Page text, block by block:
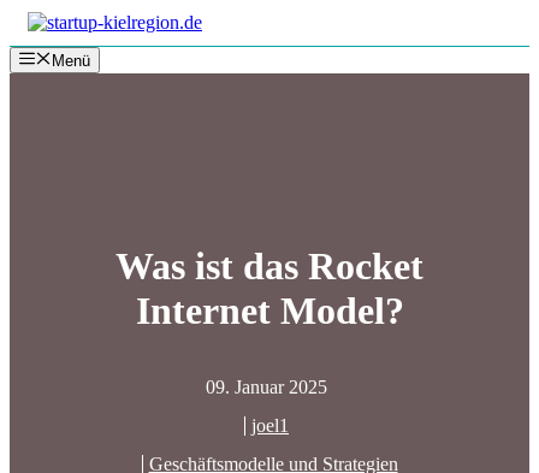
Zum
Inhalt
springenMenü
Was ist das Rocket
Internet Model?
09. Januar 2025
joel1
Geschäftsmodelle und Strategien